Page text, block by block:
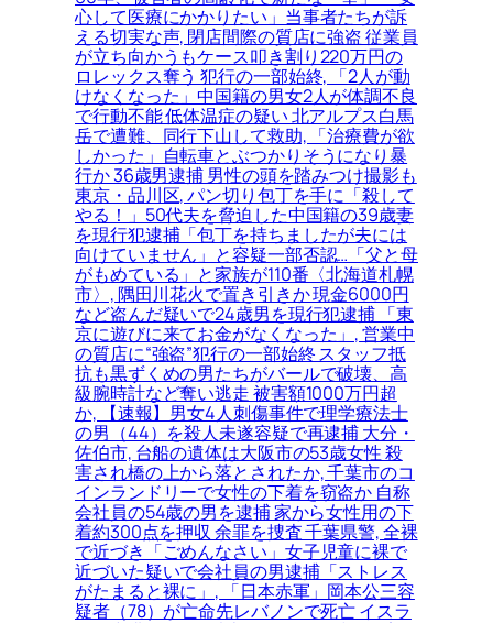
心して医療にかかりたい」当事者たちが訴
える切実な声, 閉店間際の質店に強盗 従業員
が立ち向かうもケース叩き割り220万円の
ロレックス奪う 犯行の一部始終, 「2人が動
けなくなった」中国籍の男女2人が体調不良
で行動不能 低体温症の疑い 北アルプス白馬
岳で遭難、同行下山して救助, 「治療費が欲
しかった」自転車とぶつかりそうになり暴
行か 36歳男逮捕 男性の頭を踏みつけ撮影も
東京・品川区, パン切り包丁を手に「殺して
やる！」50代夫を脅迫した中国籍の39歳妻
を現行犯逮捕「包丁を持ちましたが夫には
向けていません」と容疑一部否認…「父と母
がもめている」と家族が110番〈北海道札幌
市〉, 隅田川花火で置き引きか 現金6000円
など盗んだ疑いで24歳男を現行犯逮捕 「東
京に遊びに来てお金がなくなった」, 営業中
の質店に“強盗”犯行の一部始終 スタッフ抵
抗も黒ずくめの男たちがバールで破壊、高
級腕時計など奪い逃走 被害額1000万円超
か, 【速報】男女4人刺傷事件で理学療法士
の男（44）を殺人未遂容疑で再逮捕 大分・
佐伯市, 台船の遺体は大阪市の53歳女性 殺
害され橋の上から落とされたか, 千葉市のコ
インランドリーで女性の下着を窃盗か 自称
会社員の54歳の男を逮捕 家から女性用の下
着約300点を押収 余罪を捜査 千葉県警, 全裸
で近づき「ごめんなさい」女子児童に裸で
近づいた疑いで会社員の男逮捕「ストレス
がたまると裸に」, 「日本赤軍」岡本公三容
疑者（78）が亡命先レバノンで死亡 イスラ